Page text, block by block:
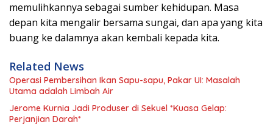
memulihkannya sebagai sumber kehidupan. Masa
depan kita mengalir bersama sungai, dan apa yang kita
buang ke dalamnya akan kembali kepada kita.
Related News
Operasi Pembersihan Ikan Sapu-sapu, Pakar UI: Masalah
Utama adalah Limbah Air
Jerome Kurnia Jadi Produser di Sekuel *Kuasa Gelap:
Perjanjian Darah*